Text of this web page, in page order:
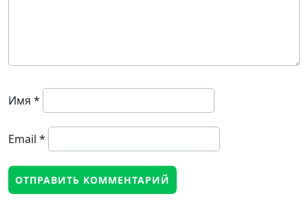
Имя *
Email *